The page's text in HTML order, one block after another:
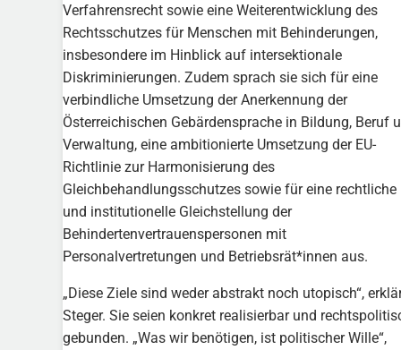
Verfahrensrecht sowie eine Weiterentwicklung des
Rechtsschutzes für Menschen mit Behinderungen,
insbesondere im Hinblick auf intersektionale
Diskriminierungen. Zudem sprach sie sich für eine
verbindliche Umsetzung der Anerkennung der
Österreichischen Gebärdensprache in Bildung, Beruf
Verwaltung, eine ambitionierte Umsetzung der EU-
Richtlinie zur Harmonisierung des
Gleichbehandlungsschutzes sowie für eine rechtliche
und institutionelle Gleichstellung der
Behindertenvertrauenspersonen mit
Personalvertretungen und Betriebsrät*innen aus.
„Diese Ziele sind weder abstrakt noch utopisch“,
Steger. Sie seien konkret realisierbar und
gebunden. „Was wir benötigen, ist politischer Wille“,